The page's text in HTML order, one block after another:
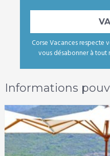
Corse Vacances respecte
vous désabonner à
Informations